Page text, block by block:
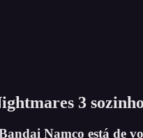
3
Namco está de